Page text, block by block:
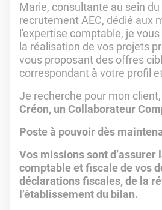
Marie, consultante au sein
recrutement AEC, dédié aux
l'expertise comptable, je
la réalisation de vos projets
vous proposant des offres
correspondant à votre profil
Je recherche pour mon
Créon, un Collaborateur
Poste à pouvoir dès
Vos missions sont d’assurer
comptable et fiscale de vos
déclarations fiscales, de la
l’établissement du bilan.